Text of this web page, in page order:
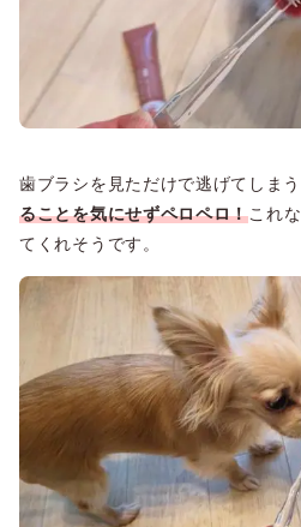
歯ブラシを見ただけで逃げてしま
ることを気にせずペロペロ！これ
てくれそうです。